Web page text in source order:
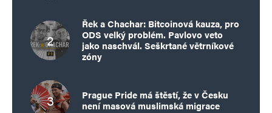
Napsat komentář
Vaše e-mailová adresa nebude zveřejněna.Vyžadované informace jsou
*
Komentář*
Řek a Chachar: Bitcoinová kauza, pro
ODS velký problém. Pavlovo veto
jako naschvál. Seškrtané větrníkové
zóny
Prague Pride má štěstí, že v Česku
není masová muslimská migrace